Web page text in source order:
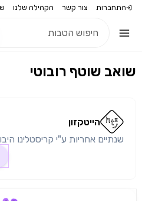
התחברות צור קשר הקהילה שלנו
שואב שוטף רובוטי
הייטקזון
שנתיים אחריות ע"י קריסטלינו